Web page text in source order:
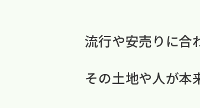
流行や​安売りに​合
その​土地や​人が​本